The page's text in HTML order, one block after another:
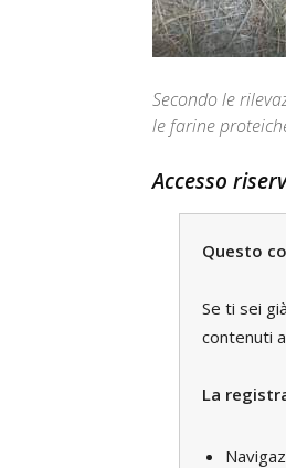
Secondo le
le farine
Accesso
Questo
Se ti sei
contenuti
La